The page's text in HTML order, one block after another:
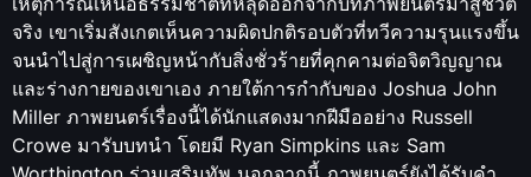
จริง เขาเริ่มสังเกตเห็นความผิดปกติรอบตัวที่ทวีความรุนแรงขึ้น
จนนำไปสู่การเผชิญหน้ากับสิ่งชั่วร้ายที่คุกคามต่อจิตวิญญาณ
และร่างกายของเขาเอง ภายใต้การกำกับของ Joshua John
Miller ภาพยนตร์เรื่องนี้ได้นักแสดงมากฝีมืออย่าง Russell
Crowe มารับบทนำ โดยมี Ryan Simpkins และ Sam